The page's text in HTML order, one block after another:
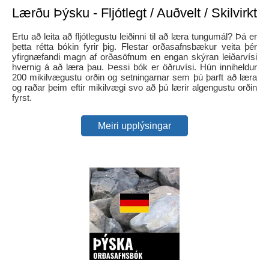
Lærðu Þýsku - Fljótlegt / Auðvelt / Skilvirkt
Ertu að leita að fljótlegustu leiðinni til að læra tungumál? Þá er
þetta rétta bókin fyrir þig. Flestar orðasafnsbækur veita þér
yfirgnæfandi magn af orðasöfnum en engan skýran leiðarvísi
hvernig á að læra þau. Þessi bók er öðruvísi. Hún inniheldur
200 mikilvægustu orðin og setningarnar sem þú þarft að læra
og raðar þeim eftir mikilvægi svo að þú lærir algengustu orðin
fyrst.
Meiri upplýsingar